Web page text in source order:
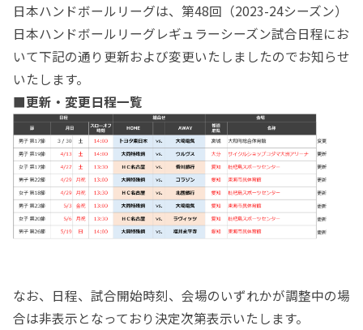
日本ハンドボールリーグは、第48回（2023-24シーズン）
日本ハンドボールリーグレギュラーシーズン試合日程にお
いて下記の通り更新および変更いたしましたのでお知らせ
いたします。
■更新・変更日程一覧
なお、日程、試合開始時刻、会場のいずれかが調整中の場
合は非表示となっており決定次第表示いたします。